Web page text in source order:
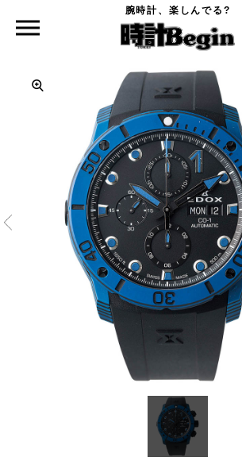
腕時計、楽しんでる?
クロノオフショア カーボン クロノグラフ オートマティック